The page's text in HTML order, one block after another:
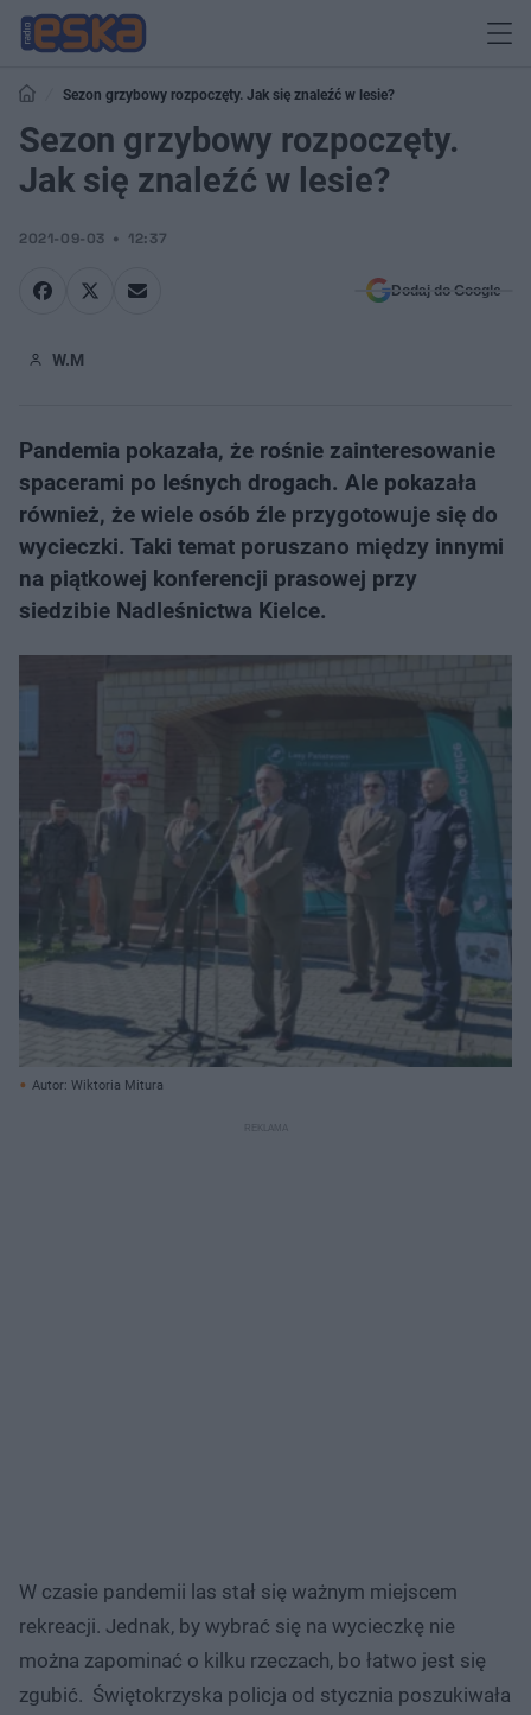
Sezon grzybowy rozpoczęty. Jak się znaleźć w lesie?
Sezon grzybowy rozpoczęty.
Jak się znaleźć w lesie?
2021-09-03 12:37
Dodaj do Google
W.M
Pandemia pokazała, że rośnie zainteresowanie
spacerami po leśnych drogach. Ale pokazała
również, że wiele osób źle przygotowuje się do
wycieczki. Taki temat poruszano między innymi
na piątkowej konferencji prasowej przy
siedzibie Nadleśnictwa Kielce.
Autor: Wiktoria Mitura
W czasie pandemii las stał się ważnym miejscem
rekreacji. Jednak, by wybrać się na wycieczkę nie
można zapominać o kilku rzeczach, bo łatwo jest się
zgubić. Świętokrzyska policja od stycznia poszukiwała